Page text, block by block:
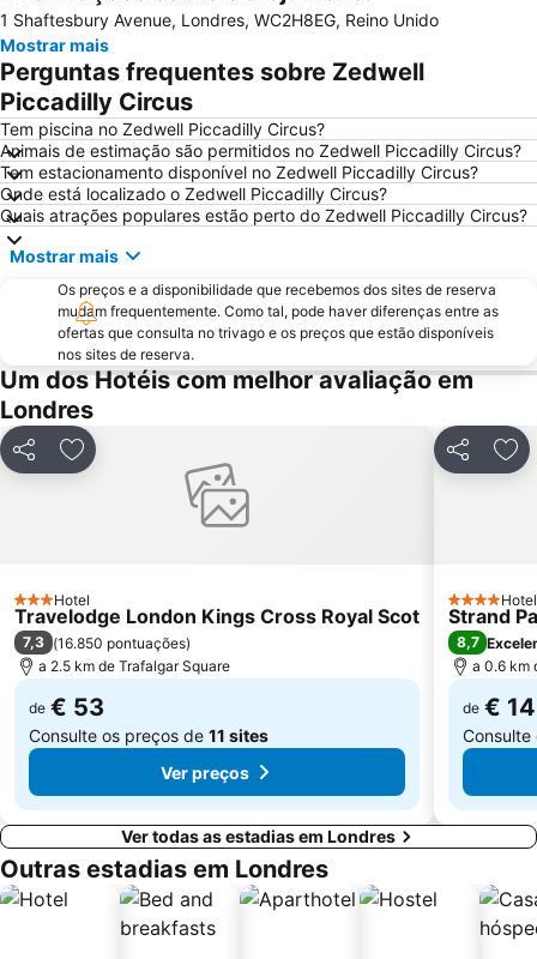
Kings Cross
Metrô de Londres
Paddington Station
Piccadilly Circus
South Kensington
Camden Town
The O2 Arena
Victoria
Grosvenor Victoria Casino
Picadilly Circus Station
London Luton Airport
Wembley
Palácio de Buckingham
ExCeL
Trafalgar Square
London Bridge
Tower Bridge
Oxford Street
St Pancras Station
Passeando a Pé em Londres
King's Cross Station
Waterloo Station
Aeroporto da Cidade de Londres
Battersea
Mayfair
Museu Britânico
1 Shaftesbury Avenue, Londres, WC2H8EG, Reino Unido
Mostrar mais
Perguntas frequentes sobre Zedwell
Piccadilly Circus
Tem piscina no Zedwell Piccadilly Circus?
Animais de estimação são permitidos no Zedwell Piccadilly Circus?
Tem estacionamento disponível no Zedwell Piccadilly Circus?
Onde está localizado o Zedwell Piccadilly Circus?
Quais atrações populares estão perto do Zedwell Piccadilly Circus?
Mostrar mais
Os preços e a disponibilidade que recebemos dos sites de reserva
mudam frequentemente. Como tal, pode haver diferenças entre as
ofertas que consulta no trivago e os preços que estão disponíveis
nos sites de reserva.
Um dos Hotéis com melhor avaliação em
Londres
PartilharAdicionar aos favoritos
3 Estrelas
Hotel
Travelodge London Kings Cross Royal Scot
7,3 (16.850 pontuações)
a 2.5 km de Trafalgar Square
de € 53
Consulte os preços de 11 sites
Ver preços
Partilhar
4 Estrelas
Hotel
Strand
8,7
a 0.6 km
de €
Ver todas as estadias em Londres
Outras estadias em Londres